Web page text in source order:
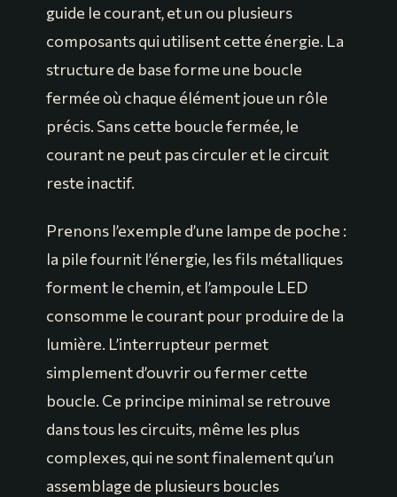
guide le courant, et un ou plusieurs
composants qui utilisent cette énergie. La
structure de base forme une boucle
fermée où chaque élément joue un rôle
précis. Sans cette boucle fermée, le
courant ne peut pas circuler et le circuit
reste inactif.
Prenons l’exemple d’une lampe de poche :
la pile fournit l’énergie, les fils métalliques
forment le chemin, et l’ampoule LED
consomme le courant pour produire de la
lumière. L’interrupteur permet
simplement d’ouvrir ou fermer cette
boucle. Ce principe minimal se retrouve
dans tous les circuits, même les plus
complexes, qui ne sont finalement qu’un
assemblage de plusieurs boucles